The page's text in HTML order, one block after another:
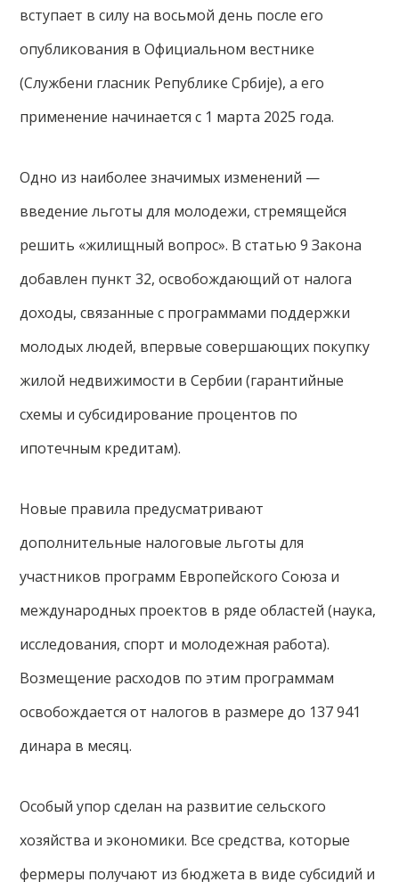
вступает в силу на восьмой день после его
опубликования в Официальном вестнике
(Службени гласник Републике Србије), а его
применение начинается с 1 марта 2025 года.
Одно из наиболее значимых изменений —
введение льготы для молодежи, стремящейся
решить «жилищный вопрос». В статью 9 Закона
добавлен пункт 32, освобождающий от налога
доходы, связанные с программами поддержки
молодых людей, впервые совершающих покупку
жилой недвижимости в Сербии (гарантийные
схемы и субсидирование процентов по
ипотечным кредитам).
Новые правила предусматривают
дополнительные налоговые льготы для
участников программ Европейского Союза и
международных проектов в ряде областей (наука,
исследования, спорт и молодежная работа).
Возмещение расходов по этим программам
освобождается от налогов в размере до 137 941
динара в месяц.
Особый упор сделан на развитие сельского
хозяйства и экономики. Все средства, которые
фермеры получают из бюджета в виде субсидий и